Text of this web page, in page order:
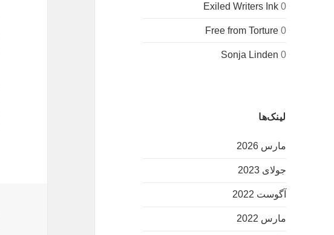
Exiled Writers Ink0
Free from Torture0
Sonja Linden 0
لینک‌ها
مارس 2026
جولای 2023
آگوست 2022
مارس 2022